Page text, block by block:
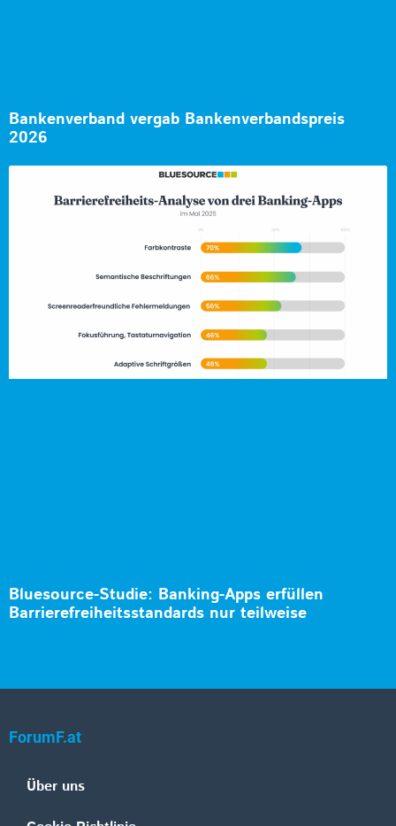
Bankenverband vergab Bankenverbandspreis
2026
Bluesource-Studie: Banking-Apps erfüllen
Barrierefreiheitsstandards nur teilweise
ForumF.at
Über uns